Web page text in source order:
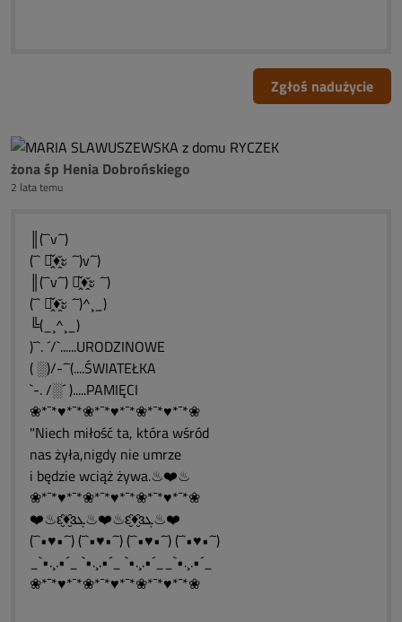
Zgłoś nadużycie
żona śp Henia Dobrońskiego
2 lata temu
║(¯`v´¯)
(¯` ะ̭̌♦̭̌ะ ´¯)v´¯)
║(¯`v´¯) ะ̭̌♦̭̌ะ ´¯)
(¯` ะ̭̌♦̭̌ะ ´¯)^¸_)
╚(_¸^¸_)
)¯`. ´/`......URODZINOWE
( ░)/-´¯(....ŚWIATEŁKA
`-. /░´ ).....PAMIĘCI
❀*¯*♥*¯*❀*¯*♥*¯*❀*¯*♥*¯*❀
"Niech miłość ta, która wśród
nas żyła,nigdy nie umrze
i będzie wciąż żywa.♨❤️♨
❀*¯*♥*¯*❀*¯*♥*¯*❀*¯*♥*¯*❀
❤️♨ԑ̮̑♦̮̑ɜܓ♨❤️♨ԑ̮̑♦̮̑ɜܓ♨❤️
(¯`•♥•´¯) (¯`•♥•´¯) (¯`•♥•´¯) (¯`•♥•´¯)
_`•.¸.•´_ `•.¸.•´_ `•.¸.•´__`•.¸.•´_
❀*¯*♥*¯*❀*¯*♥*¯*❀*¯*♥*¯*❀